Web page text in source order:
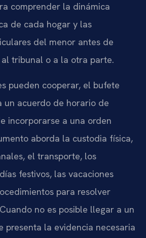
comprender la dinámica
de cada hogar y las
del menor antes de
tribunal o a la otra parte.
pueden cooperar, el bufete
un acuerdo de horario de
incorporarse a una orden
aborda la custodia física,
el transporte, los
festivos, las vacaciones
para resolver
no es posible llegar a un
presenta la evidencia necesaria